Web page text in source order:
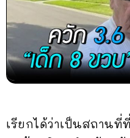
เรียกได้ว่าเป็นสถานที่